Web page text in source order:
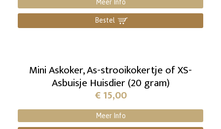
Meer Info
Bestel ]
Mini Askoker, As-strooikokertje of XS-
Asbuisje Huisdier (20 gram)
€15,00
Meer Info